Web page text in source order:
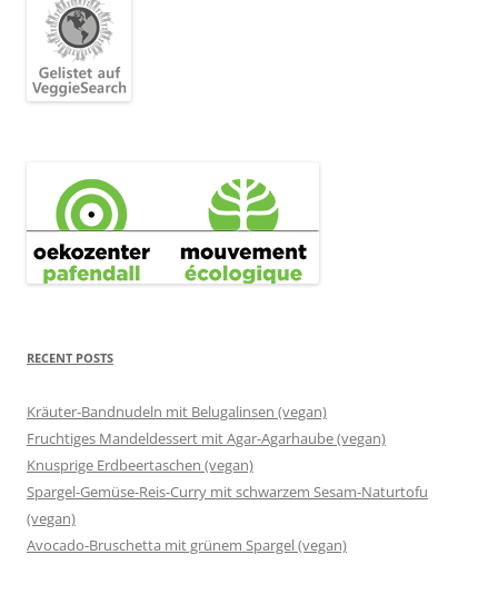
RECENT POSTS
Kräuter-Bandnudeln mit Belugalinsen (vegan)
Fruchtiges Mandeldessert mit Agar-Agarhaube (vegan)
Knusprige Erdbeertaschen (vegan)
Spargel-Gemüse-Reis-Curry mit schwarzem Sesam-Naturtofu
(vegan)
Avocado-Bruschetta mit grünem Spargel (vegan)